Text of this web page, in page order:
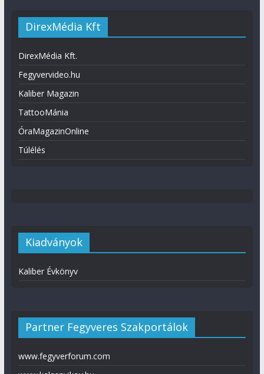
DirexMédia Kft
DirexMédia Kft.
Fegyvervideo.hu
Kaliber Magazin
TattooMánia
ÓraMagazinOnline
Túlélés
Kiadványok
Kaliber Évkönyv
Partner Fegyveres Szakportálok
www.fegyverforum.com